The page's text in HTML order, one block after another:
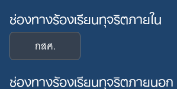
ช่องทางร้องเรียนทุจริตภายใน
กสศ.
ช่องทางร้องเรียนทุจริตภายนอก